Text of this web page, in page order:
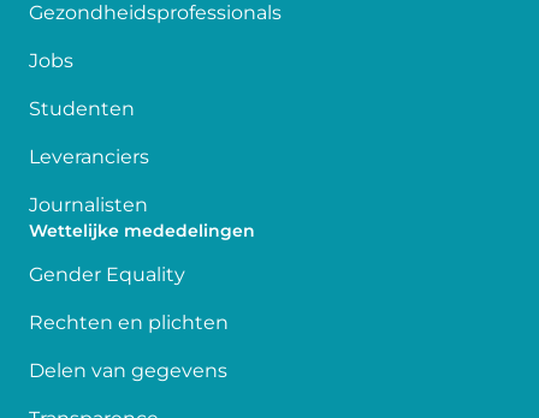
Gezondheidsprofessionals
Jobs
Studenten
Leveranciers
Journalisten
Wettelijke mededelingen
Gender Equality
Rechten en plichten
Delen van gegevens